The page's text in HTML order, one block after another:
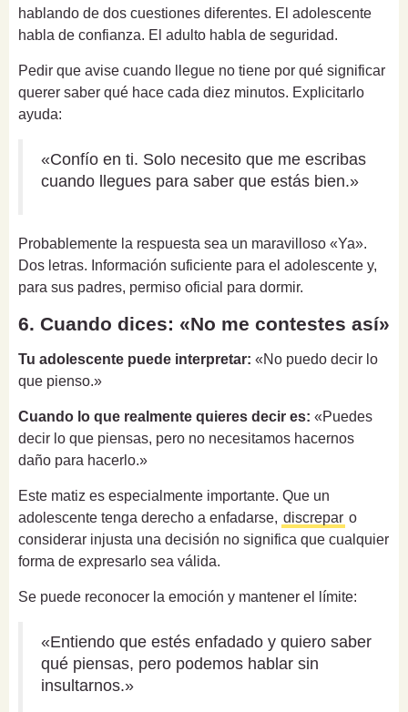
hablando de dos cuestiones diferentes. El adolescente
habla de confianza. El adulto habla de seguridad.
Pedir que avise cuando llegue no tiene por qué significar
querer saber qué hace cada diez minutos. Explicitarlo
ayuda:
«Confío en ti. Solo necesito que me escribas
cuando llegues para saber que estás bien.»
Probablemente la respuesta sea un maravilloso «Ya».
Dos letras. Información suficiente para el adolescente y,
para sus padres, permiso oficial para dormir.
6. Cuando dices: «No me contestes así»
Tu adolescente puede interpretar: «No puedo decir lo
que pienso.»
Cuando lo que realmente quieres decir es: «Puedes
decir lo que piensas, pero no necesitamos hacernos
daño para hacerlo.»
Este matiz es especialmente importante. Que un
adolescente tenga derecho a enfadarse, discrepar o
considerar injusta una decisión no significa que cualquier
forma de expresarlo sea válida.
Se puede reconocer la emoción y mantener el límite:
«Entiendo que estés enfadado y quiero saber
qué piensas, pero podemos hablar sin
insultarnos.»